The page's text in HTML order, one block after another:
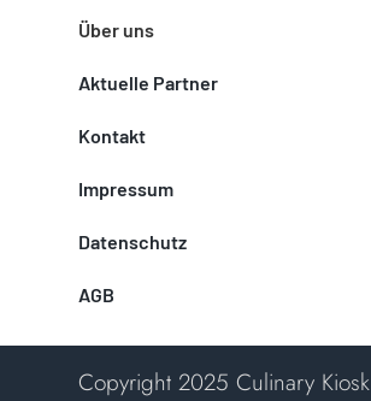
Über uns
Aktuelle Partner
Kontakt
Impressum
Datenschutz
AGB
Copyright 2025 Culinary Kiosk